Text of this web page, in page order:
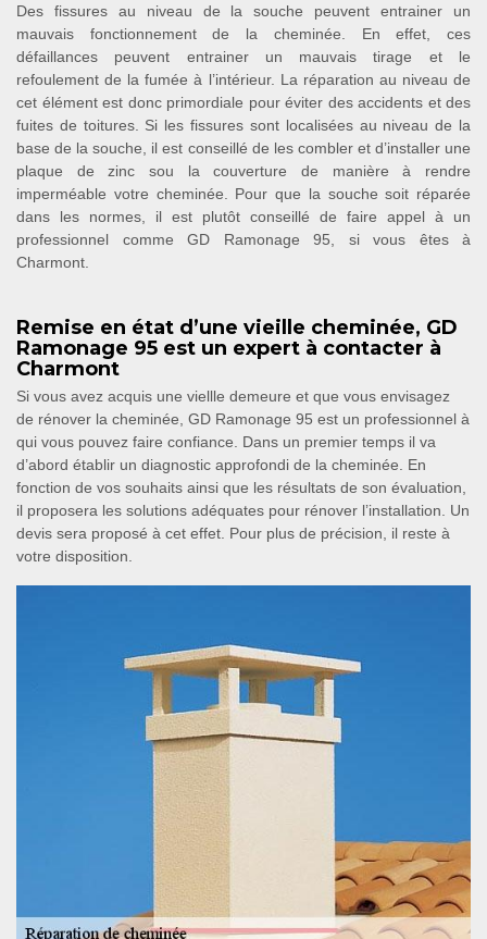
Des fissures au niveau de la souche peuvent entrainer un
mauvais fonctionnement de la cheminée. En effet, ces
défaillances peuvent entrainer un mauvais tirage et le
refoulement de la fumée à l’intérieur. La réparation au niveau de
cet élément est donc primordiale pour éviter des accidents et des
fuites de toitures. Si les fissures sont localisées au niveau de la
base de la souche, il est conseillé de les combler et d’installer une
plaque de zinc sou la couverture de manière à rendre
imperméable votre cheminée. Pour que la souche soit réparée
dans les normes, il est plutôt conseillé de faire appel à un
professionnel comme GD Ramonage 95, si vous êtes à
Charmont.
Remise en état d’une vieille cheminée, GD
Ramonage 95 est un expert à contacter à
Charmont
Si vous avez acquis une viellle demeure et que vous envisagez
de rénover la cheminée, GD Ramonage 95 est un professionnel à
qui vous pouvez faire confiance. Dans un premier temps il va
d’abord établir un diagnostic approfondi de la cheminée. En
fonction de vos souhaits ainsi que les résultats de son évaluation,
il proposera les solutions adéquates pour rénover l’installation. Un
devis sera proposé à cet effet. Pour plus de précision, il reste à
votre disposition.